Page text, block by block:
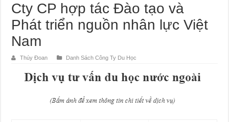
Cty CP hợp tác Đào tạo và
Phát triển nguồn nhân lực Việt
Nam
Thúy Đoan Danh Sách Công Ty Du Học